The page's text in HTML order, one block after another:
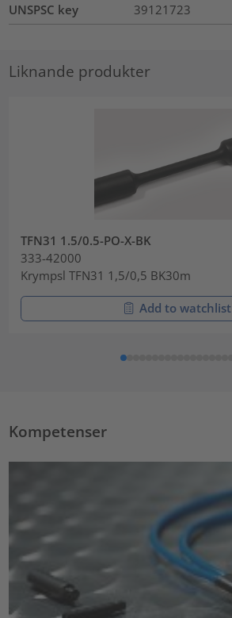
UNSPSC key
39121723
Liknande produkter
TFN31 1.5/0.5-PO-X-BK
333-42000
Krympsl TFN31 1,5/0,5 BK30m
Add to watchlist
Kompetenser